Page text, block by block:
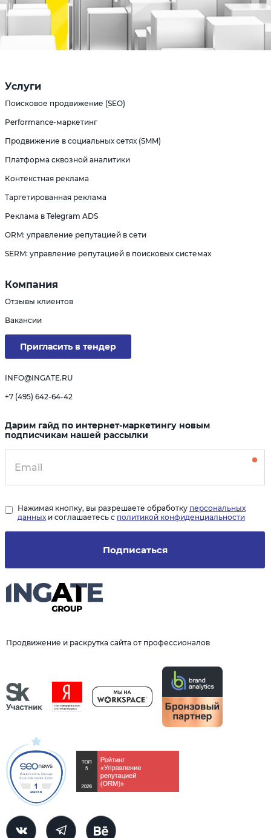
Продвижение и раскрутка сайта от профессионалов
Услуги
Поисковое продвижение (SEO)
Performance-маркетинг
Продвижение в социальных сетях (SMM)
Платформа сквозной аналитики
Контекстная реклама
Таргетированная реклама
Реклама в Telegram ADS
ORM: управление репутацией в сети
SERM: управление репутацией в поисковых системах
Компания
Отзывы клиентов
Вакансии
Пригласить в тендер
INFO@INGATE.RU
+7 (495) 642-64-42
Дарим гайд по интернет-маркетингу новым
подписчикам нашей рассылки
Подписаться
Нажимая кнопку, вы разрешаете обработку персональных
данных и соглашаетесь с политикой конфиденциальности